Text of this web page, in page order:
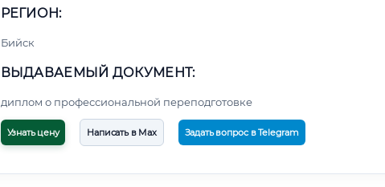
РЕГИОН:
Бийск
ВЫДАВАЕМЫЙ ДОКУМЕНТ:
диплом о профессиональной переподготовке
Узнать цену Написать в Max Задать вопрос в Telegram